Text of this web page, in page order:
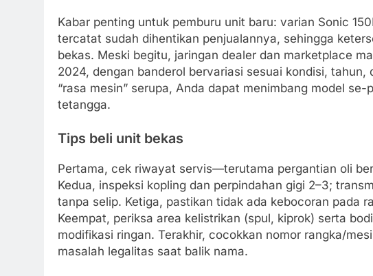
Kabar penting untuk pemburu unit baru: varian Sonic
tercatat sudah dihentikan penjualannya, sehingga
bekas. Meski begitu, jaringan dealer dan marketplace
2024, dengan banderol bervariasi sesuai kondisi,
“rasa mesin” serupa, Anda dapat menimbang model
tetangga.
Tips beli unit bekas
Pertama, cek riwayat servis—terutama pergantian oli
Kedua, inspeksi kopling dan perpindahan gigi 2–3;
tanpa selip. Ketiga, pastikan tidak ada kebocoran pada
Keempat, periksa area kelistrikan (spul, kiprok) serta
modifikasi ringan. Terakhir, cocokkan nomor rangka/
masalah legalitas saat balik nama.